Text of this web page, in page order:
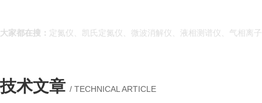
大家都在搜： 定氮仪、凯氏定氮仪、微波消解仪、液相测谱仪、气相离
技术文章 / TECHNICAL ARTICLE